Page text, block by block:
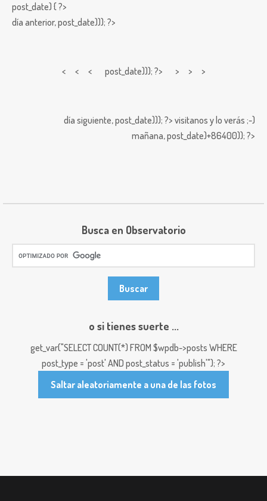
post_date) { ?>
día anterior,post_date))); ?>
< < < post_date))); ?> > > >
día siguiente,post_date))); ?> visitanos y lo verás ;-)
mañana,post_date)+86400)); ?>
Busca en Observatorio
o si tienes suerte ...
get_var("SELECT COUNT(*) FROM $wpdb->posts WHERE
post_type = 'post' AND post_status = 'publish'"); ?>
Saltar aleatoriamente a una de las fotos